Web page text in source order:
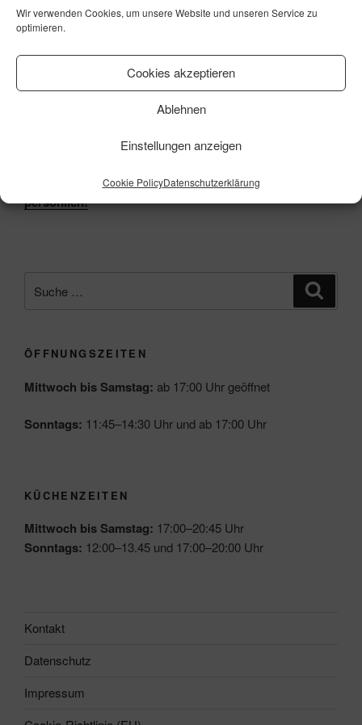
Wir verwenden Cookies, um unsere Website und unseren Service zu
optimieren.
Cookies akzeptieren
Ablehnen
Einstellungen anzeigen
Cookie PolicyDatenschutzerklärung
Gasthof Jörns GmbH
Telefon: 0 51 21 / 20 70 – 0
service@gasthof-joerns.de
Tischreservierungen bitte nur telefonisch oder
persönlich!
nach:
ÖFFNUNGSZEITEN
Mittwoch bis Samstag: ab 17:00 Uhr geöffnet
Sonntags: 11:45–14:30 Uhr und ab 17:00 Uhr
KÜCHENZEITEN
Mittwoch bis Samstag: 17:00–20:45 Uhr
Sonntags: 12:00–13.45 und 17:00–20:00 Uhr
Kontakt
Datenschutz
Impressum